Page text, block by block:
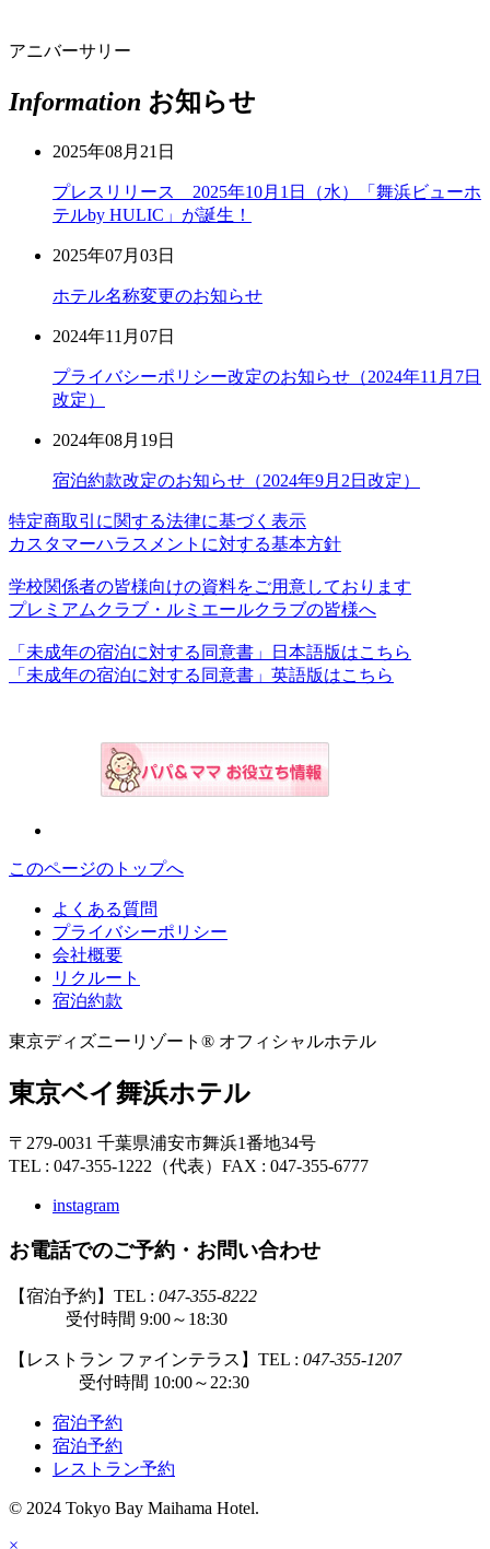
アニバーサリー
Information お知らせ
2025年08月21日
プレスリリース 2025年10月1日（水）「舞浜ビューホ
テルby HULIC」が誕生！
2025年07月03日
ホテル名称変更のお知らせ
2024年11月07日
プライバシーポリシー改定のお知らせ（2024年11月7日
改定）
2024年08月19日
宿泊約款改定のお知らせ（2024年9月2日改定）
特定商取引に関する法律に基づく表示
カスタマーハラスメントに対する基本方針
学校関係者の皆様向けの資料をご用意しております
プレミアムクラブ・ルミエールクラブの皆様へ
「未成年の宿泊に対する同意書」日本語版はこちら
「未成年の宿泊に対する同意書」英語版はこちら
このページのトップへ
よくある質問
プライバシーポリシー
会社概要
リクルート
宿泊約款
東京ディズニーリゾート® オフィシャルホテル
東京ベイ舞浜ホテル
〒279-0031 千葉県浦安市舞浜1番地34号
TEL : 047-355-1222（代表） FAX : 047-355-6777
instagram
お電話でのご予約・お問い合わせ
【宿泊予約】TEL : 047-355-8222
受付時間 9:00～18:30
【レストラン ファインテラス】TEL : 047-355-1207
受付時間 10:00～22:30
宿泊予約
宿泊予約
レストラン予約
© 2024 Tokyo Bay Maihama Hotel.
×